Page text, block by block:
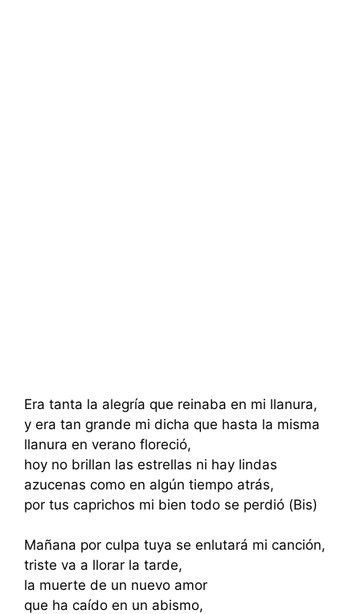
Era tanta la alegría que reinaba en mi llanura,
y era tan grande mi dicha que hasta la misma
llanura en verano floreció,
hoy no brillan las estrellas ni hay lindas
azucenas como en algún tiempo atrás,
por tus caprichos mi bien todo se perdió (Bis)
Mañana por culpa tuya se enlutará mi canción,
triste va a llorar la tarde,
la muerte de un nuevo amor
que ha caído en un abismo,